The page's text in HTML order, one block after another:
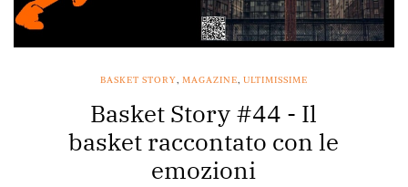
BASKET STORY, MAGAZINE, ULTIMISSIME
Basket Story #44 - Il
basket raccontato con le
emozioni